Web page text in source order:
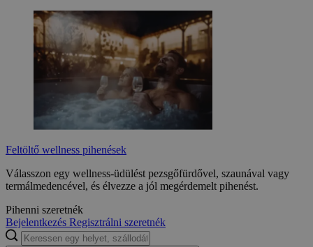
Feltöltő wellness pihenések
Válasszon egy wellness-üdülést pezsgőfürdővel, szaunával vagy
termálmedencével, és élvezze a jól megérdemelt pihenést.
Pihenni szeretnék
Bejelentkezés Regisztrálni szeretnék